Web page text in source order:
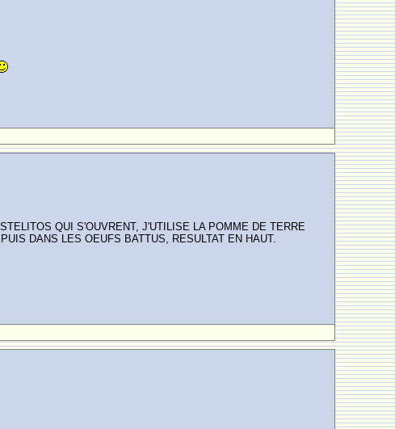
QUI S'OUVRENT, J'UTILISE LA POMME DE TERRE
DANS LES OEUFS BATTUS, RESULTAT EN HAUT.